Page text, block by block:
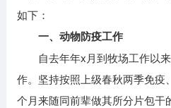
如下：
一、动物防疫工作
自去年年x月到牧场工作以来
作。坚持按照上级春秋两季免疫
个月来随同前辈做其所分片包